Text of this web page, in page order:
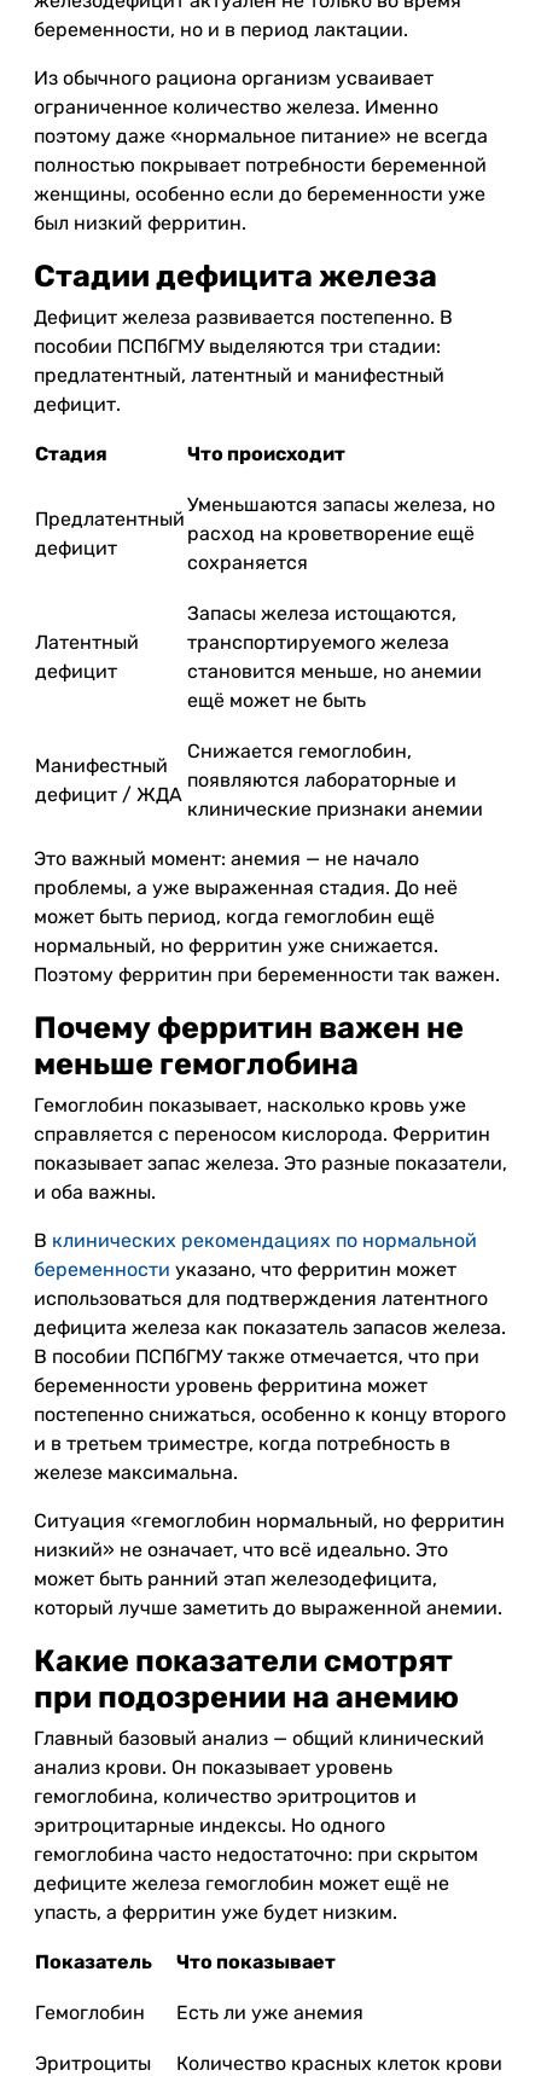
беременности, но и в период лактации.
Из обычного рациона организм усваивает
ограниченное количество железа. Именно
поэтому даже «нормальное питание» не всегда
полностью покрывает потребности беременной
женщины, особенно если до беременности уже
был низкий ферритин.
Стадии дефицита железа
Дефицит железа развивается постепенно. В
пособии ПСПбГМУ выделяются три стадии:
предлатентный, латентный и манифестный
дефицит.
Стадия Что происходит
Предлатентный
дефицит
Уменьшаются запасы железа, но
расход на кроветворение ещё
сохраняется
Латентный
дефицит
Запасы железа истощаются,
транспортируемого железа
становится меньше, но анемии
ещё может не быть
Манифестный
дефицит / ЖДА
Снижается гемоглобин,
появляются лабораторные и
клинические признаки анемии
Это важный момент: анемия — не начало
проблемы, а уже выраженная стадия. До неё
может быть период, когда гемоглобин ещё
нормальный, но ферритин уже снижается.
Поэтому ферритин при беременности так важен.
Почему ферритин важен не
меньше гемоглобина
Гемоглобин показывает, насколько кровь уже
справляется с переносом кислорода. Ферритин
показывает запас железа. Это разные показатели,
и оба важны.
В клинических рекомендациях по нормальной
беременности указано, что ферритин может
использоваться для подтверждения латентного
дефицита железа как показатель запасов железа.
В пособии ПСПбГМУ также отмечается, что при
беременности уровень ферритина может
постепенно снижаться, особенно к концу второго
и в третьем триместре, когда потребность в
железе максимальна.
Ситуация «гемоглобин нормальный, но ферритин
низкий» не означает, что всё идеально. Это
может быть ранний этап железодефицита,
который лучше заметить до выраженной анемии.
Какие показатели смотрят
при подозрении на анемию
Главный базовый анализ — общий клинический
анализ крови. Он показывает уровень
гемоглобина, количество эритроцитов и
эритроцитарные индексы. Но одного
гемоглобина часто недостаточно: при скрытом
дефиците железа гемоглобин может ещё не
упасть, а ферритин уже будет низким.
Показатель Что показывает
Гемоглобин Есть ли уже анемия
Эритроциты Количество красных клеток крови